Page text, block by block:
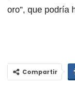
oro”, que podría
Compartir